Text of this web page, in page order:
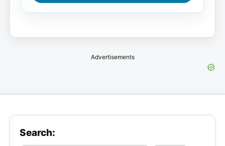
Advertisements
Search: